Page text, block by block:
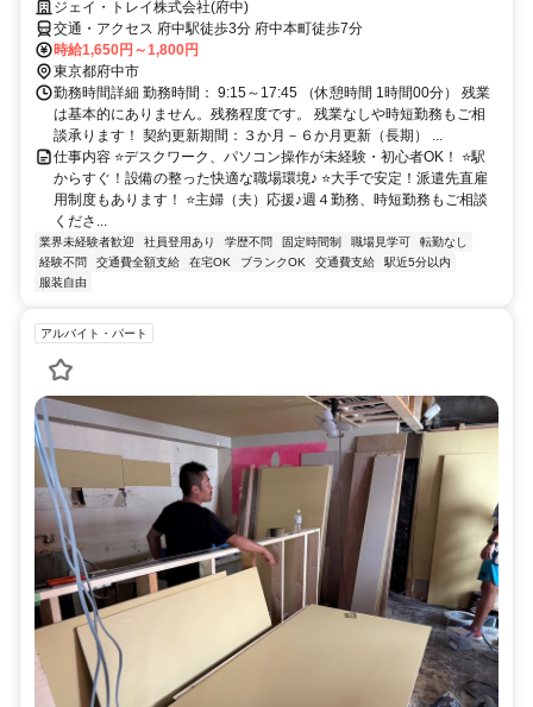
ジェイ・トレイ株式会社(府中)
交通・アクセス 府中駅徒歩3分 府中本町徒歩7分
時給1,650円～1,800円
東京都府中市
勤務時間詳細 勤務時間： 9:15～17:45 （休憩時間 1時間00分） 残業
は基本的にありません。残務程度です。 残業なしや時短勤務もご相
談承ります！ 契約更新期間：３か月－６か月更新（長期） ...
仕事内容 ⭐デスクワーク、パソコン操作が未経験・初心者OK！ ⭐駅
からすぐ！設備の整った快適な職場環境♪ ⭐大手で安定！派遣先直雇
用制度もあります！ ⭐主婦（夫）応援♪週４勤務、時短勤務もご相談
くださ...
業界未経験者歓迎 社員登用あり 学歴不問 固定時間制 職場見学可
転勤なし
経験不問
交通費全額支給 在宅OK ブランクOK 交通費支給
駅近5分以内
服装自由
アルバイト・パート